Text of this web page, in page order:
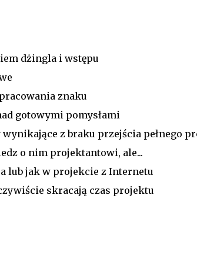
dżingla i wstępu
znaku
gotowymi pomysłami
z braku przejścia pełnego
o nim projektantowi, ale...
lub jak w projekcie z Internetu
skracają czas projektu